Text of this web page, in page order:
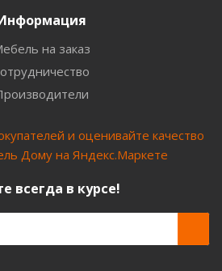
на заказ
всегда в курсе!